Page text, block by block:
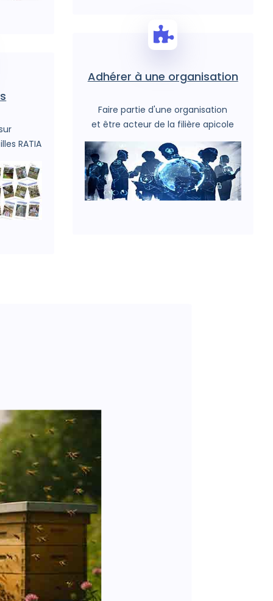
RATIA
Adhérer à une organisation
Faire partie d'une organisation
et être acteur de la filière apicole